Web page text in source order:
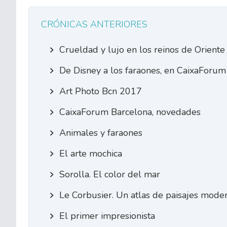
CRÓNICAS ANTERIORES
Crueldad y lujo en los reinos de Oriente
De Disney a los faraones, en CaixaForum
Art Photo Bcn 2017
CaixaForum Barcelona, novedades
Animales y faraones
El arte mochica
Sorolla. El color del mar
Le Corbusier. Un atlas de paisajes
El primer impresionista